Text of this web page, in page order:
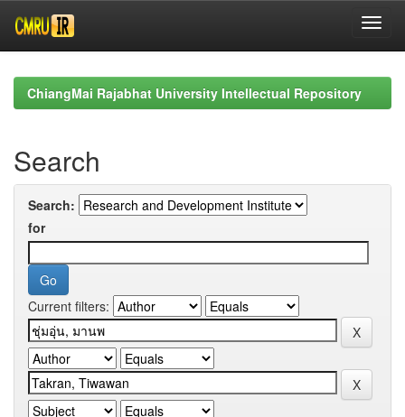
navigationChiangMai Rajabhat University Intellectual Repository
Search
Search:
for
Current filters: